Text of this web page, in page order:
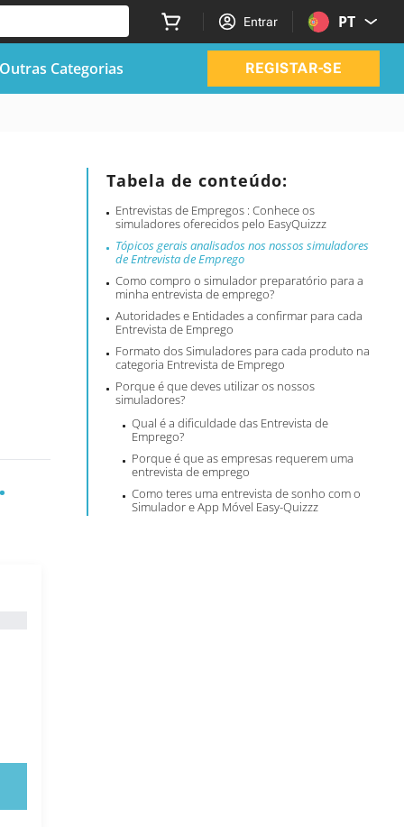
Entrar PT
Categorias REGISTAR-SE
Tabela de conteúdo:
Entrevistas de Empregos : Conhece os
simuladores oferecidos pelo EasyQuizzz
Tópicos gerais analisados nos nossos simuladores
de Entrevista de Emprego
Como compro o simulador preparatório para a
minha entrevista de emprego?
Autoridades e Entidades a confirmar para cada
Entrevista de Emprego
Formato dos Simuladores para cada produto na
categoria Entrevista de Emprego
Porque é que deves utilizar os nossos
simuladores?
Qual é a dificuldade das Entrevista de
Emprego?
Porque é que as empresas requerem uma
entrevista de emprego
Como teres uma entrevista de sonho com o
Simulador e App Móvel Easy-Quizzz